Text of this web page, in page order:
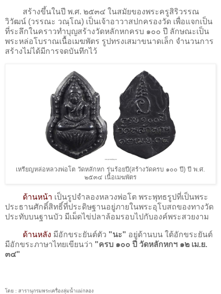
สร้างขึ้นในปี พ.ศ. ๒๕๓๔ ในสมัยของพระครูสิริวรรณ
วิวัฒน์ (วรรณะ วณฺโณ) เป็นเจ้าอาวาสปกครองวัด เพื่อแจกเป็น
ที่ระลึกในคราวทำบุญสร้างวัดหลักหกครบ ๑๐๐ ปี ลักษณะเป็น
พระหล่อโบราณเนื้อเมฆพัตร รูปทรงเสมาขนาดเล็ก จำนวนการ
สร้างไม่ได้มีการจดบันทึกไว้
เหรียญหล่อหลวงพ่อโต วัดหลักหก รุ่นร้อยปี(สร้างวัดครบ ๑๐๐ ปี) ปี พ.ศ.
๒๕๓๔ เนื้อเมฆพัตร
ด้านหน้า เป็นรูปจำลองหลวงพ่อโต พระพุทธรูปที่เป็นพระ
ประธานศักดิ์สิทธิ์ที่ประดิษฐานอยู่ภายในพระอุโบสถของทางวัด
ประทับบนฐานบัว มีเม็ดไข่ปลาล้อมรอบไปกับองค์พระสวยงาม
ด้านหลัง มีอักขระยันต์ตัว "นะ" อยู่ด้านบน ใต้อักขระยันต์
มีอักขระภาษาไทยเขียนว่า "ครบ ๑๐๐ ปี วัดหลักหกฯ ๑๒ เม.ย.
๓๔"
โดย : สารานุกรมพระเครื่องลุ่มน้ำแม่กลอง